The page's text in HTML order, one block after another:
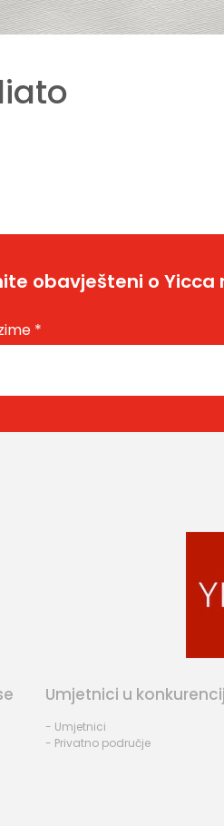
obavješteni o
*
Umjetnici u
- Umjetnici
- Privatno područje